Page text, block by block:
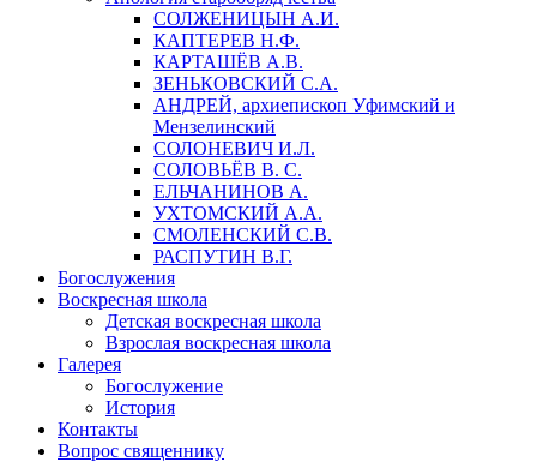
СОЛЖЕНИЦЫН А.И.
КАПТЕРЕВ Н.Ф.
КАРТАШЁВ А.В.
ЗЕНЬКОВСКИЙ С.А.
АНДРЕЙ, архиепископ Уфимский и
Мензелинский
СОЛОНЕВИЧ И.Л.
СОЛОВЬЁВ В. С.
ЕЛЬЧАНИНОВ А.
УХТОМСКИЙ А.А.
СМОЛЕНСКИЙ С.В.
РАСПУТИН В.Г.
Богослужения
Воскресная школа
Детская воскресная школа
Взрослая воскресная школа
Галерея
Богослужение
История
Контакты
Вопрос священнику